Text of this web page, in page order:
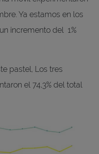
Ya estamos en los
incremento del 1%
pastel, Los tres
el 74,3% del total